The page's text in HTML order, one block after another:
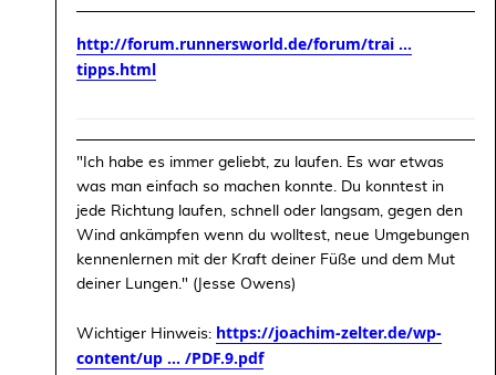
http://forum.runnersworld.de/forum/trai ...
tipps.html
"Ich habe es immer geliebt, zu laufen. Es war etwas
was man einfach so machen konnte. Du konntest in
jede Richtung laufen, schnell oder langsam, gegen den
Wind ankämpfen wenn du wolltest, neue Umgebungen
kennenlernen mit der Kraft deiner Füße und dem Mut
deiner Lungen." (Jesse Owens)
Wichtiger Hinweis: https://joachim-zelter.de/wp-
content/up ... /PDF.9.pdf